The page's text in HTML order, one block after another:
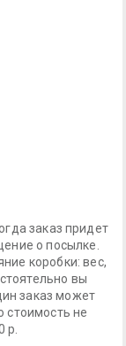
заказ придет
о посылке.
коробки: вес,
вы
заказ может
стоимость не
р.